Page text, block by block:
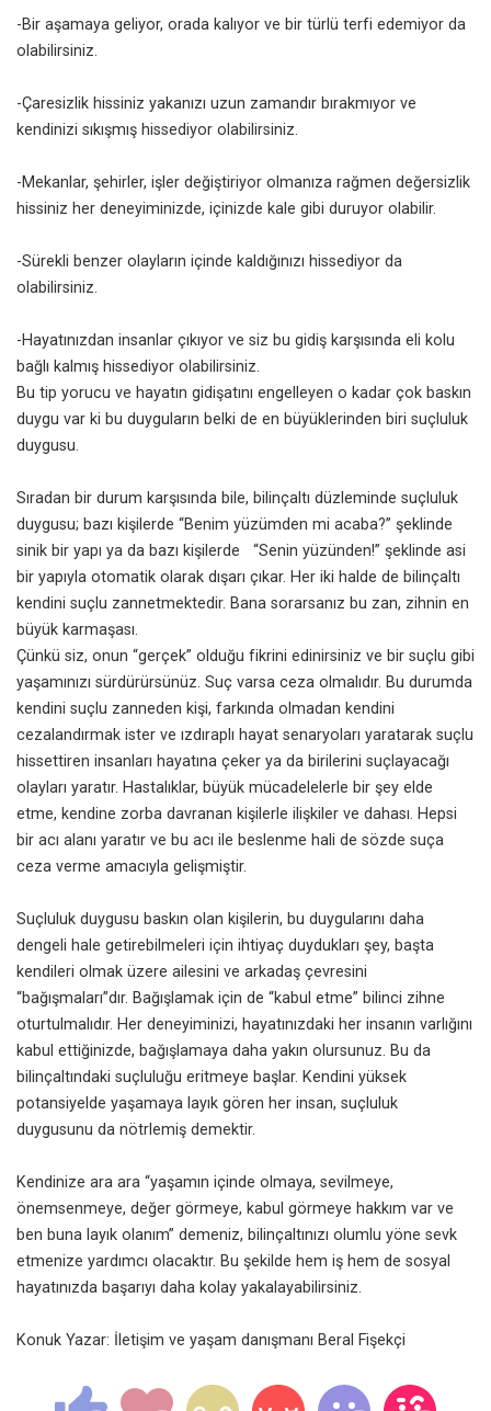
-Bir aşamaya geliyor, orada kalıyor ve bir türlü terfi edemiyor da
olabilirsiniz.
-Çaresizlik hissiniz yakanızı uzun zamandır bırakmıyor ve
kendinizi sıkışmış hissediyor olabilirsiniz.
-Mekanlar, şehirler, işler değiştiriyor olmanıza rağmen değersizlik
hissiniz her deneyiminizde, içinizde kale gibi duruyor olabilir.
-Sürekli benzer olayların içinde kaldığınızı hissediyor da
olabilirsiniz.
-Hayatınızdan insanlar çıkıyor ve siz bu gidiş karşısında eli kolu
bağlı kalmış hissediyor olabilirsiniz.
Bu tip yorucu ve hayatın gidişatını engelleyen o kadar çok baskın
duygu var ki bu duyguların belki de en büyüklerinden biri suçluluk
duygusu.
Sıradan bir durum karşısında bile, bilinçaltı düzleminde suçluluk
duygusu; bazı kişilerde “Benim yüzümden mi acaba?” şeklinde
sinik bir yapı ya da bazı kişilerde “Senin yüzünden!” şeklinde asi
bir yapıyla otomatik olarak dışarı çıkar. Her iki halde de bilinçaltı
kendini suçlu zannetmektedir. Bana sorarsanız bu zan, zihnin en
büyük karmaşası.
Çünkü siz, onun “gerçek” olduğu fikrini edinirsiniz ve bir suçlu gibi
yaşamınızı sürdürürsünüz. Suç varsa ceza olmalıdır. Bu durumda
kendini suçlu zanneden kişi, farkında olmadan kendini
cezalandırmak ister ve ızdıraplı hayat senaryoları yaratarak suçlu
hissettiren insanları hayatına çeker ya da birilerini suçlayacağı
olayları yaratır. Hastalıklar, büyük mücadelelerle bir şey elde
etme, kendine zorba davranan kişilerle ilişkiler ve dahası. Hepsi
bir acı alanı yaratır ve bu acı ile beslenme hali de sözde suça
ceza verme amacıyla gelişmiştir.
Suçluluk duygusu baskın olan kişilerin, bu duygularını daha
dengeli hale getirebilmeleri için ihtiyaç duydukları şey, başta
kendileri olmak üzere ailesini ve arkadaş çevresini
“bağışmaları”dır. Bağışlamak için de “kabul etme” bilinci zihne
oturtulmalıdır. Her deneyiminizi, hayatınızdaki her insanın varlığını
kabul ettiğinizde, bağışlamaya daha yakın olursunuz. Bu da
bilinçaltındaki suçluluğu eritmeye başlar. Kendini yüksek
potansiyelde yaşamaya layık gören her insan, suçluluk
duygusunu da nötrlemiş demektir.
Kendinize ara ara “yaşamın içinde olmaya, sevilmeye,
önemsenmeye, değer görmeye, kabul görmeye hakkım var ve
ben buna layık olanım” demeniz, bilinçaltınızı olumlu yöne sevk
etmenize yardımcı olacaktır. Bu şekilde hem iş hem de sosyal
hayatınızda başarıyı daha kolay yakalayabilirsiniz.
Konuk Yazar: İletişim ve yaşam danışmanı Beral Fişekçi